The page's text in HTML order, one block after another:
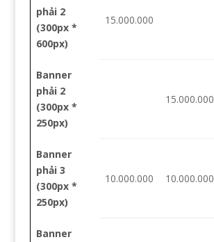
phải 2
(300px *
600px)
15.000.000
Banner
phải 2
(300px *
250px)
15.000.000
Banner
phải 3
(300px *
250px)
10.000.000 10.000.000
Banner